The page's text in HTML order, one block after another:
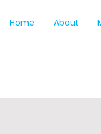
Home About